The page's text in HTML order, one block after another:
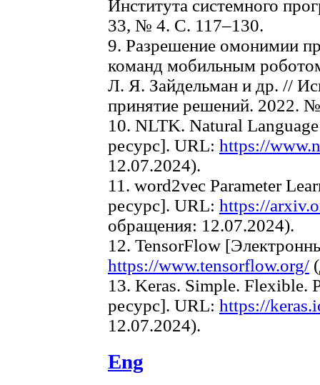
Института системного
33, № 4. С. 117–130.
9. Разрешение омонимии
команд мобильным
Л. Я. Зайдельман и др. //
принятие решений. 2022.
10. NLTK. Natural
ресурс]. URL: https://
12.07.2024).
11. word2vec Parameter
ресурс]. URL: https://
обращения: 12.07.2024).
12. TensorFlow
https://www.tensorflow.org/
13. Keras. Simple. Flexible.
ресурс]. URL: https://
12.07.2024).
Eng